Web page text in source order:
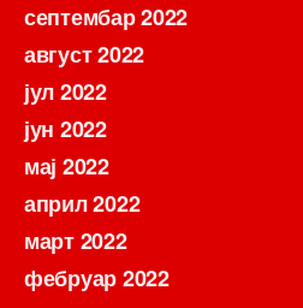
септембар 2022
август 2022
јул 2022
јун 2022
мај 2022
април 2022
март 2022
фебруар 2022